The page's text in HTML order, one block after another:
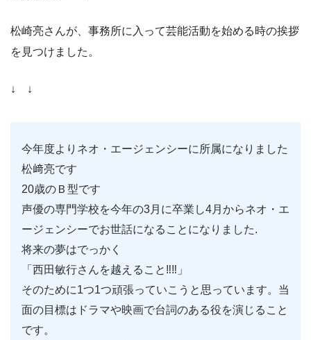
松崎亮さんが、事務所に入って芸能活動を始める時の挨拶
を見つけました。
↓ ↓
今年度よりネオ・エージェンシーに所属になりました
松﨑亮です
20歳のＢ型です
声優の専門学校を今年の3月に卒業し4月からネオ・エ
ージェンシーでお世話になることになりました.
将来の夢はでっかく
「西田敏行さんを越えること‼‼」
そのために1つ1つ頑張っていこうと思っています。当
面の目標はドラマや映画で台詞のある役を演じること
です。